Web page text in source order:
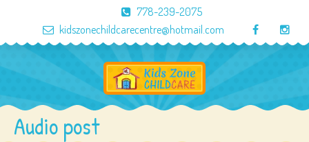
778-239-2075
kidszonechildcarecentre@hotmail.com
Audio post